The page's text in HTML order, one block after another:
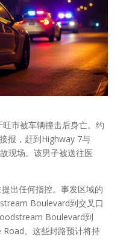
市被车辆撞击后身亡。约
报，赶到Highway 7与
现场。该男子被送往医
出任何指控。事发区域的
Boulevard到交叉口
Boulevard到
。这些封路预计将持